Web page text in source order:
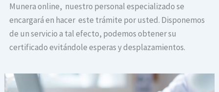
Munera online, nuestro personal especializado se
encargará en hacer este trámite por usted. Disponemos
de un servicio a tal efecto, podemos obtener su
certificado evitándole esperas y desplazamientos.